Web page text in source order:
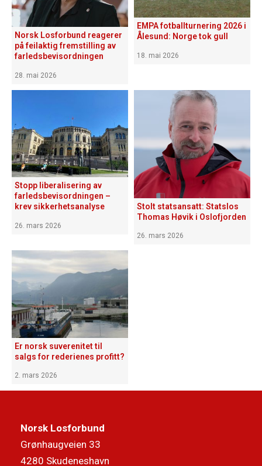
Norsk Losforbund reagerer
på feilaktig fremstilling av
farledsbevisordningen
28. mai 2026
EMPA fotballturnering 2026 i
Ålesund: Norge tok gull
18. mai 2026
Stopp liberalisering av
farledsbevisordningen –
krev sikkerhetsanalyse
26. mars 2026
Stolt statsansatt: Statslos
Thomas Høvik i Oslofjorden
26. mars 2026
Er norsk suverenitet til
salgs for rederienes profitt?
2. mars 2026
Norsk Losforbund
Grønhaugveien 33
4280 Skudeneshavn